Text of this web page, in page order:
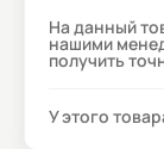
На данный
нашими
получить
У этого